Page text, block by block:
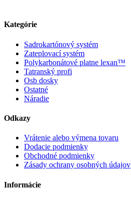
Kategórie
Sadrokartónový systém
Zateplovací systém
Polykarbonátové platne lexan™
Tatranský profi
Osb dosky
Ostatné
Náradie
Odkazy
Vrátenie alebo výmena tovaru
Dodacie podmienky
Obchodné podmienky
Zásady ochrany osobných údajov
Informácie